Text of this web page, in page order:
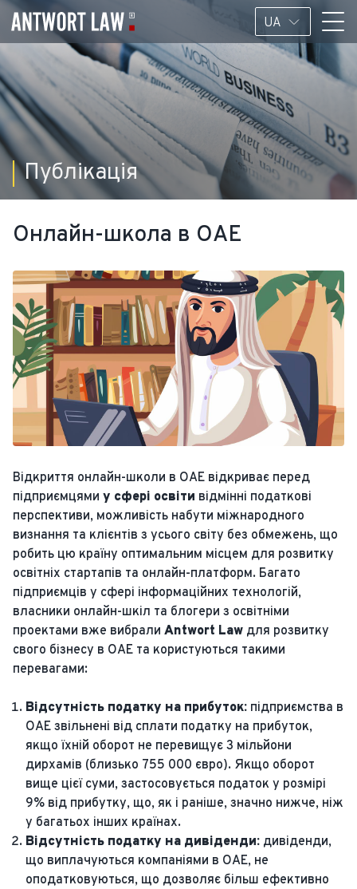
UA
Публікація
Онлайн-школа в ОАЕ
Відкриття онлайн-школи в ОАЕ відкриває перед
підприємцями у сфері освіти відмінні податкові
перспективи, можливість набути міжнародного
визнання та клієнтів з усього світу без обмежень, що
робить цю країну оптимальним місцем для розвитку
освітніх стартапів та онлайн-платформ. Багато
підприємців у сфері інформаційних технологій,
власники онлайн-шкіл та блогери з освітніми
проектами вже вибрали Antwort Law для розвитку
свого бізнесу в ОАЕ та користуються такими
перевагами:
Відсутність податку на прибуток: підприємства в
ОАЕ звільнені від сплати податку на прибуток,
якщо їхній оборот не перевищує 3 мільйони
дирхамів (близько 755 000 євро). Якщо оборот
вище цієї суми, застосовується податок у розмірі
9% від прибутку, що, як і раніше, значно нижче, ніж
у багатьох інших країнах.
Відсутність податку на дивіденди: дивіденди,
що виплачуються компаніями в ОАЕ, не
оподатковуються, що дозволяє більш ефективно